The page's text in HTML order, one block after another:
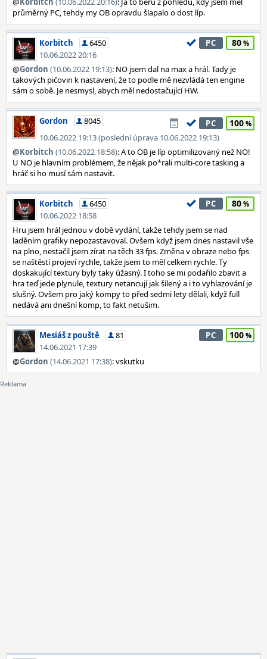
průměrný PC, tehdy my OB opravdu šlapalo o dost líp.
Korbitch
6450
10.06.2022 20:16
PC 80
@Gordon (10.06.2022 19:13): NO jsem dal na max a hrál. Tady je
takových pičovin k nastavení, že to podle mě nezvládá ten engine
sám o sobě. Je nesmysl, abych měl nedostačující HW.
Gordon
8045
10.06.2022 19:13 (poslední úprava 10.06.2022 19:13)
PC 100
@Korbitch (10.06.2022 18:58): A to OB je líp optimilizovaný než NO!
U NO je hlavním problémem, že nějak po*rali multi-core tasking a
hráč si ho musí sám nastavit.
Korbitch
6450
10.06.2022 18:58
PC 80
Hru jsem hrál jednou v době vydání, takže tehdy jsem se nad
laděním grafiky nepozastavoval. Ovšem když jsem dnes nastavil vše
na plno, nestačil jsem zírat na těch 33 fps. Změna v obraze nebo fps
se naštěstí projeví rychle, takže jsem to měl celkem rychle. Ty
doskakující textury byly taky úžasný. I toho se mi podařilo zbavit a
hra teď jede plynule, textury netancují jak šílený a i to vyhlazování je
slušný. Ovšem pro jaký kompy to před sedmi lety dělali, když full
nedává ani dnešní komp, to fakt netušim.
Mesiáš z pouště
81
14.06.2021 17:39
PC 100
@Gordon (14.06.2021 17:38): vskutku